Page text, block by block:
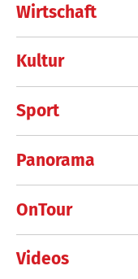
Wirtschaft
Kultur
Sport
Panorama
OnTour
Videos